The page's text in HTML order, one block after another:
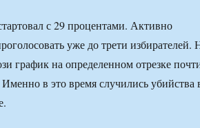
с 29 процентами. Активно
уже до трети избирателей.
график на определенном отрезке
в это время случились убийства